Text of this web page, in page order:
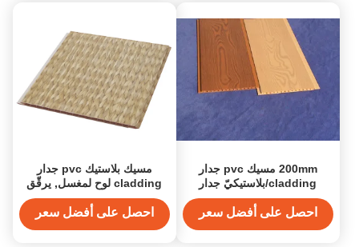
200mm مسيك pvc جدار
cladding/بلاستيكيّ جدار
cladding لمطبخ
احصل على أفضل سعر
مسيك بلاستيك pvc جدار
cladding لوح لمغسل, يرقّق
لوح
احصل على أفضل سعر